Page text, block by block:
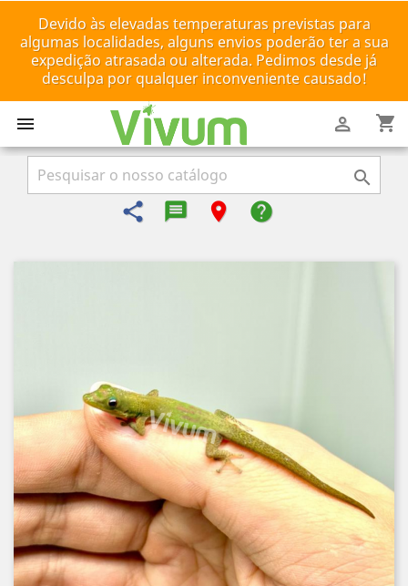
Devido às elevadas temperaturas previstas para
algumas localidades, alguns envios poderão ter a sua
expedição atrasada ou alterada. Pedimos desde já
desculpa por qualquer inconveniente causado!
 shopping_cart


share message-reply-text
room help